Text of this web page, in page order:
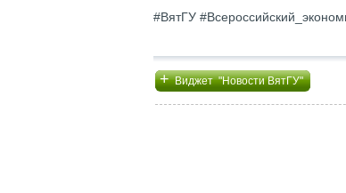
#ВятГУ
+Виджет "Новости ВятГУ"